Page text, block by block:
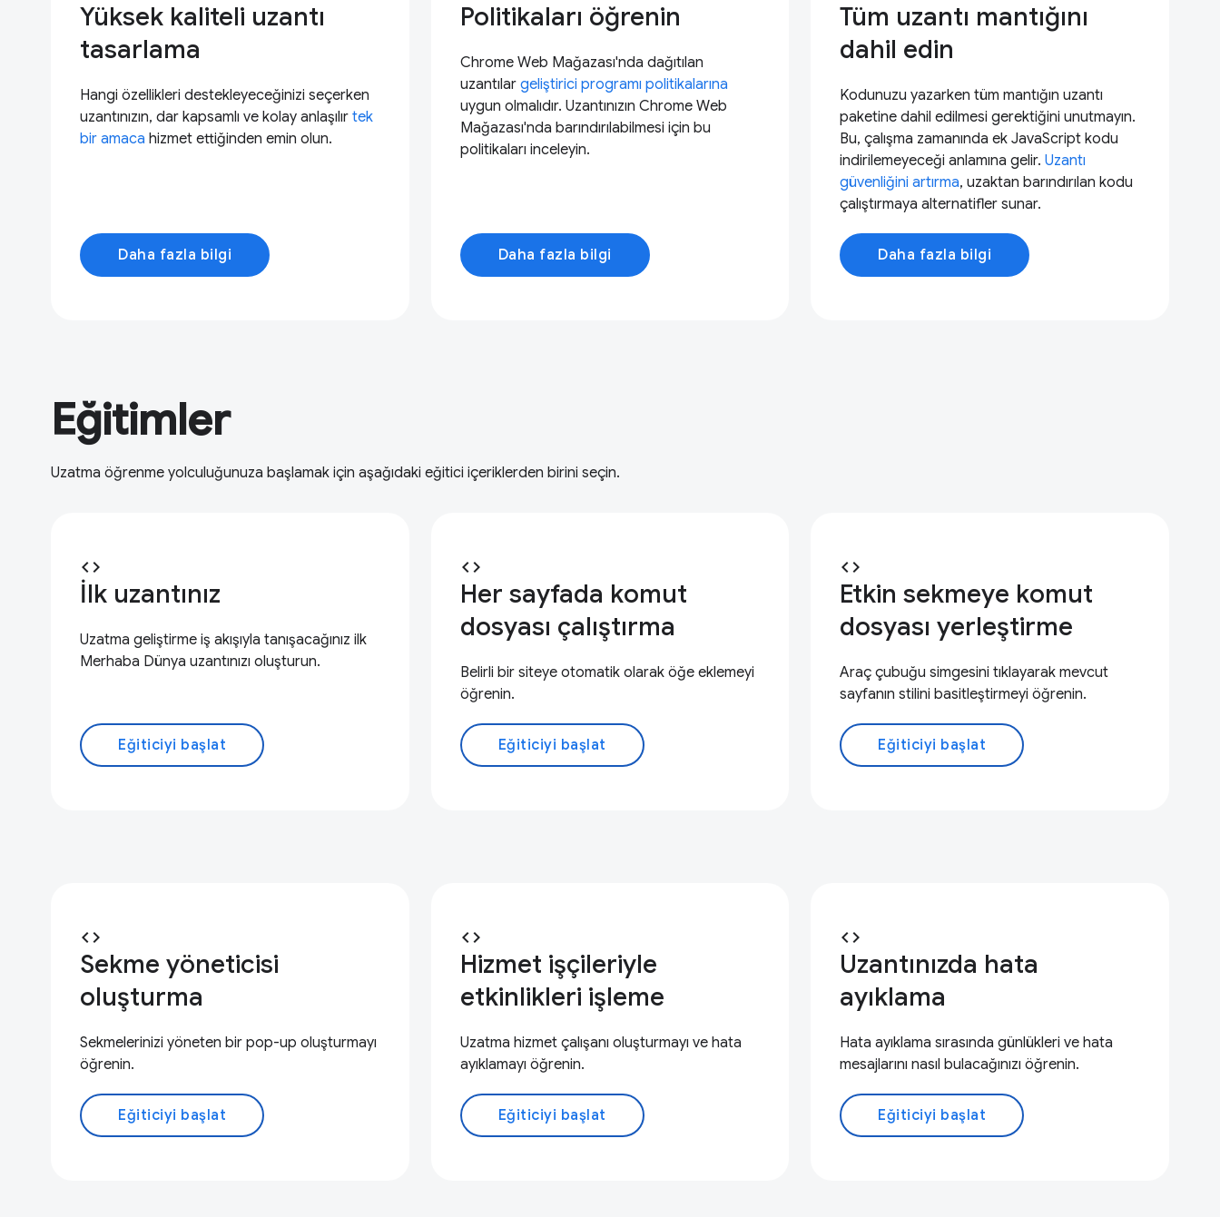
Yüksek kaliteli uzantı
tasarlama
Hangi özellikleri destekleyeceğinizi seçerken
uzantınızın, dar kapsamlı ve kolay anlaşılır tek
bir amaca hizmet ettiğinden emin olun.
Daha fazla bilgi
Politikaları öğrenin
Chrome Web Mağazası'nda dağıtılan
uzantılar geliştirici programı politikalarına
uygun olmalıdır. Uzantınızın Chrome Web
Mağazası'nda barındırılabilmesi için bu
politikaları inceleyin.
Daha fazla bilgi
Tüm uzantı mantığını
dahil edin
Kodunuzu yazarken tüm mantığın uzantı
paketine dahil edilmesi gerektiğini unutmayın.
Bu, çalışma zamanında ek JavaScript kodu
indirilemeyeceği anlamına gelir.Uzantı
güvenliğini artırma, uzaktan barındırılan kodu
çalıştırmaya alternatifler sunar.
Daha fazla bilgi
Eğitimler
Uzatma öğrenme yolculuğunuza başlamak için aşağıdaki eğitici içeriklerden birini seçin.
code
İlk uzantınız
Uzatma geliştirme iş akışıyla tanışacağınız ilk
Merhaba Dünya uzantınızı oluşturun.
Eğiticiyi başlat
code
Her sayfada komut
dosyası çalıştırma
Belirli bir siteye otomatik olarak öğe eklemeyi
öğrenin.
Eğiticiyi başlat
code
Etkin sekmeye komut
dosyası yerleştirme
Araç çubuğu simgesini tıklayarak mevcut
sayfanın stilini basitleştirmeyi öğrenin.
Eğiticiyi başlat
code
Sekme yöneticisi
oluşturma
Sekmelerinizi yöneten bir pop-up oluşturmayı
öğrenin.
Eğiticiyi başlat
code
Hizmet işçileriyle
etkinlikleri işleme
Uzatma hizmet çalışanı oluşturmayı ve hata
ayıklamayı öğrenin.
Eğiticiyi başlat
code
Uzantınızda hata
ayıklama
Hata ayıklama sırasında günlükleri ve hata
mesajlarını nasıl bulacağınızı öğrenin.
Eğiticiyi başlat